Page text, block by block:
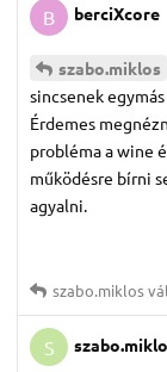
B berciXcore
szabo.​miklos
sincsenek
Érdemes
probléma a wine
működésre bírni
agyalni.
szabo.​miklos
S